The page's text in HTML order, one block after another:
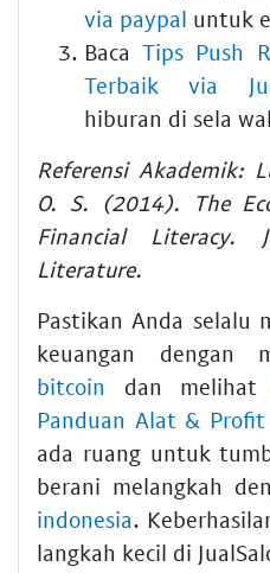
via paypal untuk
BacaTips Push
Terbaik via
hiburan di sela
Referensi Akademik:
O. S. (2014). The
Financial Literacy.
Literature.
Pastikan Anda selalu
keuangan dengan
bitcoin dan melihat
Panduan Alat &
ada ruang untuk
berani melangkah
indonesia.
langkah kecil di